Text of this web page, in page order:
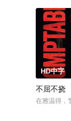
HD中字
不屈不挠
在雅温得，